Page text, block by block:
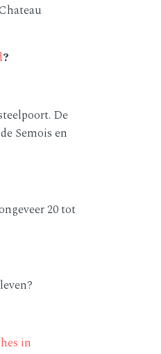
?
De
Semois en
20 tot
in